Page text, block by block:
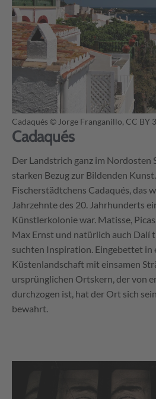
Cadaqués© Jorge Franganillo, CC BY
Cadaqués
Der Landstrich ganz im Nordosten
starken Bezug zur Bildenden
Fischerstädtchens Cadaqués, das
Jahrzehnte des 20. Jahrhunderts
Künstlerkolonie war. Matisse,
Max Ernst und natürlich auch Dalí
suchten Inspiration. Eingebettet in
Küstenlandschaft mit einsamen
ursprünglichen Ortskern, der von
durchzogen ist, hat der Ort sich
bewahrt.